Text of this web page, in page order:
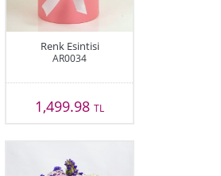
Renk Esintisi
AR0034
1,499.98TL